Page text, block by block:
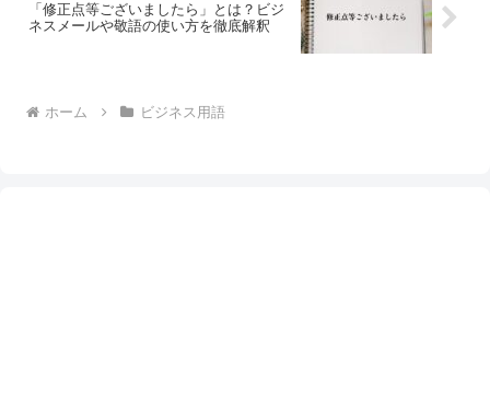
「修正点等ございましたら」とは？ビジ
ネスメールや敬語の使い方を徹底解釈
ホーム ビジネス用語